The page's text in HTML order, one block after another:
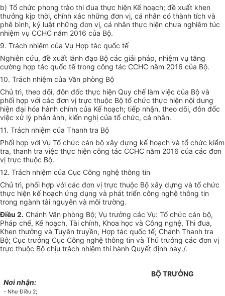
b) Tổ chức phong trào thi đua thực hiện Kế hoạch; đề xuất khen
thưởng kịp thời, chính xác những đơn vị, cá nhân có thành tích và
phê bình, kỷ luật những đơn vị, cá nhân thực hiện chưa nghiêm túc
nhiệm vụ CCHC năm 2016 của Bộ.
9. Trách nhiệm của Vụ Hợp tác quốc tế
Nghiên cứu, đề xuất lãnh đạo Bộ các giải pháp, nhiệm vụ tăng
cường hợp tác quốc tế trong công tác CCHC năm 2016 của Bộ.
10. Trách nhiệm của Văn phòng Bộ
Chủ trì, theo dõi, đôn đốc thực hiện Quy chế làm việc của Bộ và
phối hợp với các đơn vị trực thuộc Bộ tổ chức thực hiện nội dung
hiện đại hóa hành chính của Kế hoạch; tiếp nhận, theo dõi, đôn đốc
việc xử lý phản ánh, kiến nghị của tổ chức, cá nhân.
11. Trách nhiệm của Thanh tra Bộ
Phối hợp với Vụ Tổ chức cán bộ xây dựng kế hoạch và tổ chức kiểm
tra, thanh tra việc thực hiện công tác CCHC năm 2016 của các đơn
vị trực thuộc Bộ.
12. Trách nhiệm của Cục Công nghệ thông tin
Chủ trì, phối hợp với các đơn vị trực thuộc Bộ xây dựng và tổ chức
thực hiện kế hoạch ứng dụng và phát triển công nghệ thông tin
trong ngành tài nguyên và môi trường.
Điều 2. Chánh Văn phòng Bộ; Vụ trưởng các Vụ: Tổ chức cán bộ,
Pháp chế, Kế hoạch, Tài chính, Khoa học và Công nghệ, Thi đua,
Khen thưởng và Tuyên truyền, Hợp tác quốc tế; Chánh Thanh tra
Bộ; Cục trưởng Cục Công nghệ thông tin và Thủ trưởng các đơn vị
trực thuộc Bộ chịu trách nhiệm thi hành Quyết định này./.
Nơi nhận:
- Như Điều 2;
BỘ TRƯỞNG